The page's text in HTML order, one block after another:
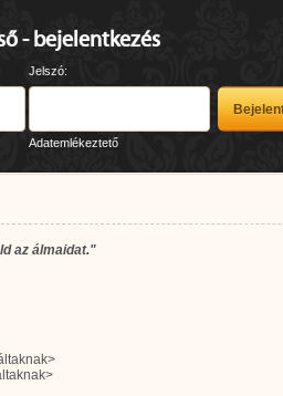
- bejelentkezés
Jelszó:
Adatemlékeztető
az álmaidat."